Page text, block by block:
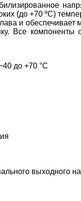
(до +70 ºС)
и
Все компоненты
до +70 °С
выходного